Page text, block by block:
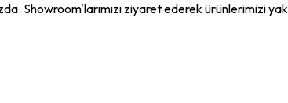
Showroom'larımızı ziyaret ederek ürünlerimizi